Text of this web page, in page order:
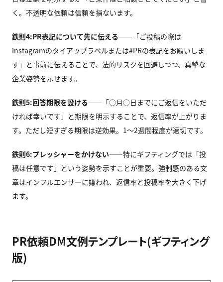
く。不透明な依頼は信頼を損ないます。
鉄則4:PR表記について先に伝える——「ご投稿の際は
Instagramのタイアップラベルまたは#PRの表記をお願いしま
す」と事前に伝えることで、法的リスクを回避しつつ、真摯な
企業姿勢を示せます。
鉄則5:回答期限を設ける——「○月○日までにご返信をいただ
ければ幸いです」と期限を明示することで、返信率が上がりま
す。ただし短すぎる期限は逆効果。1〜2週間程度が適切です。
鉄則6:プレッシャーをかけない——特にギフティングでは「投
稿は任意です」という姿勢を示すことが重要。強制感のある文
章はインフルエンサーに嫌われ、返信率と投稿率を大きく下げ
ます。
PR依頼DM文例テンプレート(ギフティング
版)